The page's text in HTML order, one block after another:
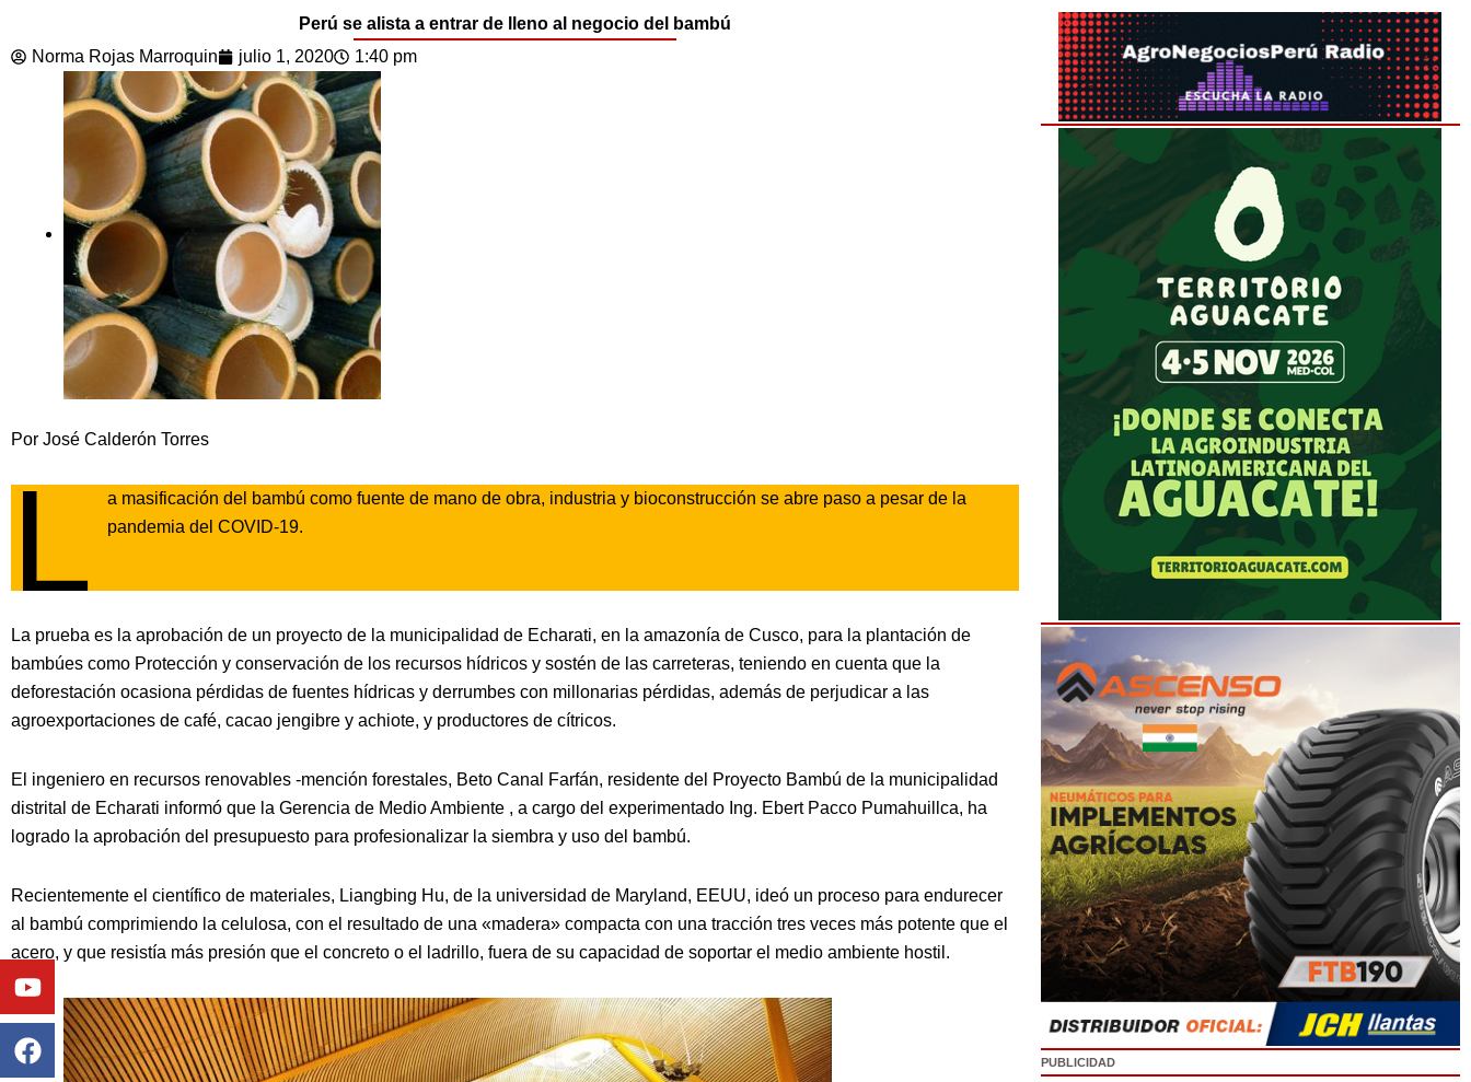
Perú se alista a entrar de lleno al negocio del bambú
Norma Rojas Marroquin
julio 1, 2020 1:40 pm
Por José Calderón Torres
L
a masificación del bambú como fuente de mano de obra, industria y bioconstrucción se abre paso a pesar de la
pandemia del COVID-19.
La prueba es la aprobación de un proyecto de la municipalidad de Echarati, en la amazonía de Cusco, para la plantación de
bambúes como Protección y conservación de los recursos hídricos y sostén de las carreteras, teniendo en cuenta que la
deforestación ocasiona pérdidas de fuentes hídricas y derrumbes con millonarias pérdidas, además de perjudicar a las
agroexportaciones de café, cacao jengibre y achiote, y productores de cítricos.
El ingeniero en recursos renovables -mención forestales, Beto Canal Farfán, residente del Proyecto Bambú de la municipalidad
distrital de Echarati informó que la Gerencia de Medio Ambiente , a cargo del experimentado Ing. Ebert Pacco Pumahuillca, ha
logrado la aprobación del presupuesto para profesionalizar la siembra y uso del bambú.
Recientemente el científico de materiales, Liangbing Hu, de la universidad de Maryland, EEUU, ideó un proceso para endurecer
al bambú comprimiendo la celulosa, con el resultado de una «madera» compacta con una tracción tres veces más potente que el
acero, y que resistía más presión que el concreto o el ladrillo, fuera de su capacidad de soportar el medio ambiente hostil.
PUBLICIDAD
Youtube
Facebook
Twitter
Linkedin
Instagram